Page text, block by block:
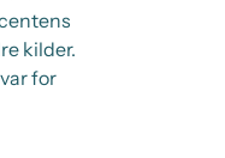
kilder.
for